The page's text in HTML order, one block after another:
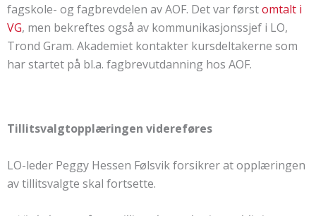
fagskole- og fagbrevdelen av AOF. Det var førstomtalt i
VG, men bekreftes også av kommunikasjonssjef i LO,
Trond Gram. Akademiet kontakter kursdeltakerne som
har startet på bl.a. fagbrevutdanning hos AOF.
Tillitsvalgtopplæringen videreføres
LO-leder Peggy Hessen Følsvik forsikrer at opplæringen
av tillitsvalgte skal fortsette.